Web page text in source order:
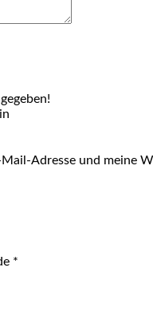
Adresse und meine
*